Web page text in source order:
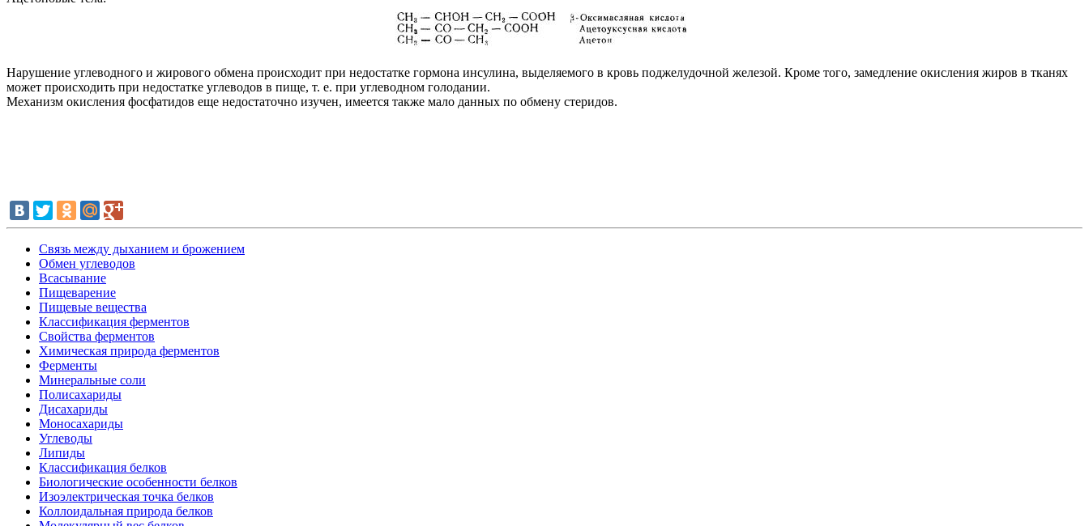
Нарушение углеводного и жирового обмена происходит при недостатке гормона инсулина, выделяемого в кровь поджелудочной железой. Кроме того, замедление окисления жиров в тканях
может происходить при недостатке углеводов в пище, т. е. при углеводном голодании.
Механизм окисления фосфатидов еще недостаточно изучен, имеется также мало данных по обмену стеридов.
Связь между дыханием и брожением
Обмен углеводов
Всасывание
Пищеварение
Пищевые вещества
Классификация ферментов
Свойства ферментов
Химическая природа ферментов
Ферменты
Минеральные соли
Полисахариды
Дисахариды
Моносахариды
Углеводы
Липиды
Классификация белков
Биологические особенности белков
Изоэлектрическая точка белков
Коллоидальная природа белков